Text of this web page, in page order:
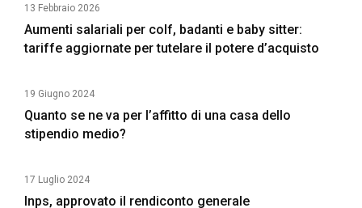
13 Febbraio 2026
Aumenti salariali per colf, badanti e baby sitter:
tariffe aggiornate per tutelare il potere d’acquisto
19 Giugno 2024
Quanto se ne va per l’affitto di una casa dello
stipendio medio?
17 Luglio 2024
Inps, approvato il rendiconto generale